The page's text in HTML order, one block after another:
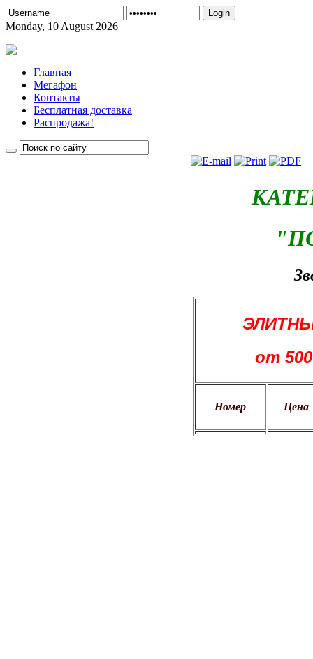
Login
Monday, 10 August 2026
Главная
Мегафон
Контакты
Бесплатная доставка
Распродажа!
от
Номер Цена